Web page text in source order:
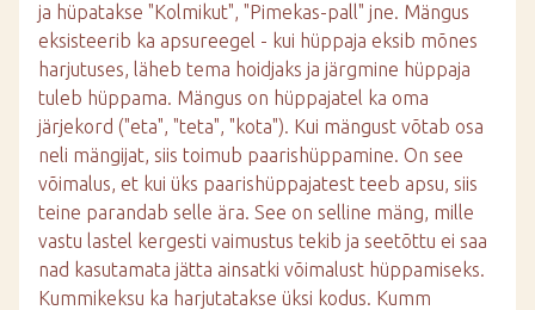
ja hüpatakse "Kolmikut", "Pimekas-pall" jne. Mängus
eksisteerib ka apsureegel - kui hüppaja eksib mõnes
harjutuses, läheb tema hoidjaks ja järgmine hüppaja
tuleb hüppama. Mängus on hüppajatel ka oma
järjekord ("eta", "teta", "kota"). Kui mängust võtab osa
neli mängijat, siis toimub paarishüppamine. On see
võimalus, et kui üks paarishüppajatest teeb apsu, siis
teine parandab selle ära. See on selline mäng, mille
vastu lastel kergesti vaimustus tekib ja seetõttu ei saa
nad kasutamata jätta ainsatki võimalust hüppamiseks.
Kummikeksu ka harjutatakse üksi kodus. Kumm